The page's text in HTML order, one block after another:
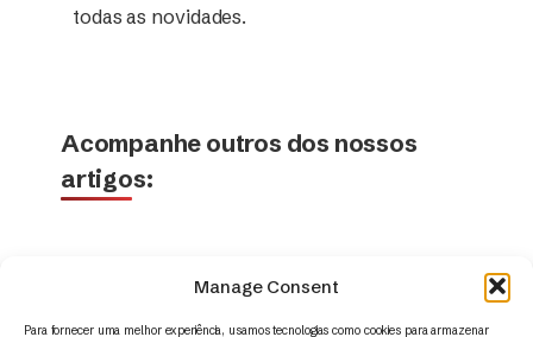
Manage Consent
Para fornecer uma melhor experiência, usamos tecnologias como cookies para armazenar
todas as novidades.
Acompanhe outros dos nossos
artigos: